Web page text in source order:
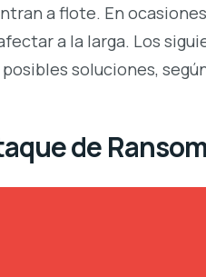
a flote. En
a la larga. Los
soluciones,
de